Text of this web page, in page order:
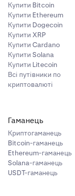
Купити Bitcoin
Купити Ethereum
Купити Dogecoin
Купити XRP
Купити Cardano
Купити Solana
Купити Litecoin
Всі путівники по
криптовалюті
Гаманець
Криптогаманець
Bitcoin-гаманець
Ethereum-гаманець
Solana-гаманець
USDT-гаманець